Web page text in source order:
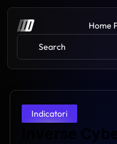
Home
Search
Indicatori
Inverse